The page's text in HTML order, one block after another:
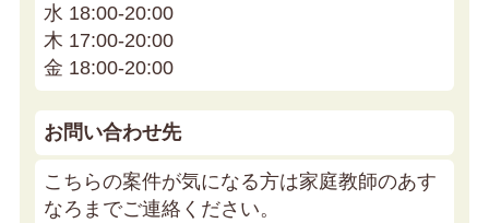
水 18:00-20:00
木 17:00-20:00
金 18:00-20:00
お問い合わせ先
こちらの案件が気になる方は家庭教師のあす
なろまでご連絡ください。